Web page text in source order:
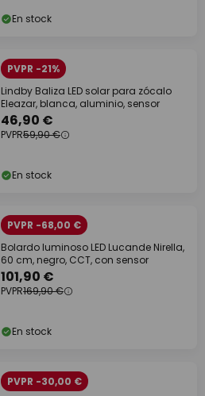
En stock
PVPR -21%
Lindby Baliza LED solar para zócalo
Eleazar, blanca, aluminio, sensor
46,90 €
PVPR59,90 €
En stock
PVPR -68,00 €
Bolardo luminoso LED Lucande Nirella,
60 cm, negro, CCT, con sensor
101,90 €
PVPR169,90 €
En stock
PVPR -30,00 €